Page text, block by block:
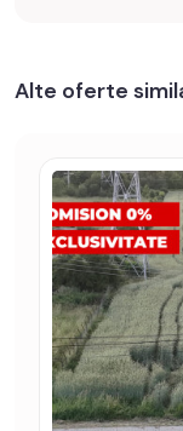
Alte oferte